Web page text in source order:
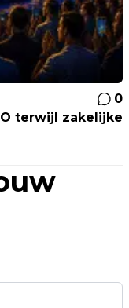
0
terwijl zakelijke